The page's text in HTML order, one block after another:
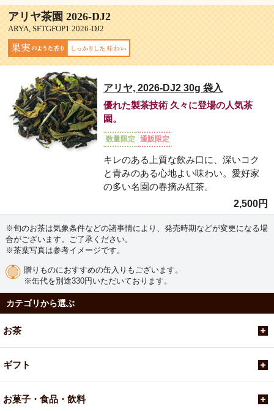
アリヤ茶園 2026-DJ2
ARYA, SFTGFOP1 2026-DJ2
アリヤ, 2026-DJ2 30g 袋入
優れた製茶技術 久々に登場の人気茶
園。
数量限定 通販限定
キレのある上質な飲み口に、深いコク
と青みのある心地よい味わい。愛好家
の多い名園の春摘み紅茶。
2,500円
※旬のお茶は気象条件などの諸事情により、発売時期などが変更になる場
合がございます。ご了承ください。
※茶葉写真は参考イメージです。
贈りものにおすすめの缶入りもございます。
※缶代を別途330円いただいております。
カテゴリから選ぶ
お茶
ギフト
お菓子・食品・飲料